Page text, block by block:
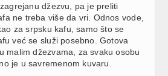
džezvu, pa je preliti
ne treba više da vri. Odnos vode,
za srpsku kafu, samo što se
već se služi posebno. Gotova
malim džezvama, za svaku osobu
je u savremenom kuvaru.